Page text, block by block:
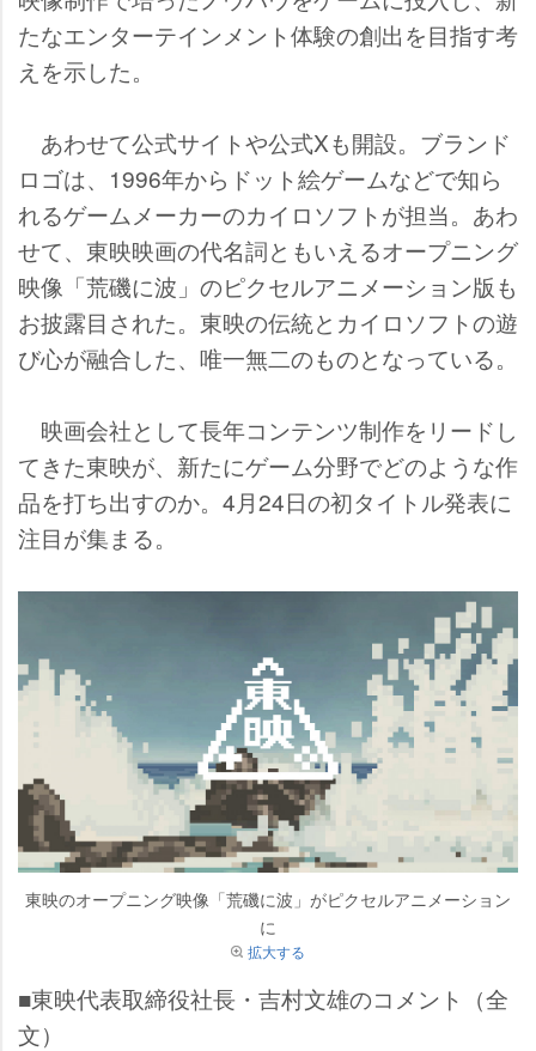
たなエンターテインメント体験の創出を目指す考
えを示した。
あわせて公式サイトや公式Xも開設。ブランド
ロゴは、1996年からドット絵ゲームなどで知ら
れるゲームメーカーのカイロソフトが担当。あわ
せて、東映映画の代名詞ともいえるオープニング
映像「荒磯に波」のピクセルアニメーション版も
お披露目された。東映の伝統とカイロソフトの遊
び心が融合した、唯一無二のものとなっている。
映画会社として長年コンテンツ制作をリードし
てきた東映が、新たにゲーム分野でどのような作
品を打ち出すのか。4月24日の初タイトル発表に
注目が集まる。
東映のオープニング映像「荒磯に波」がピクセルアニメーション
に
拡大する
■東映代表取締役社長・吉村文雄のコメント（全
文）